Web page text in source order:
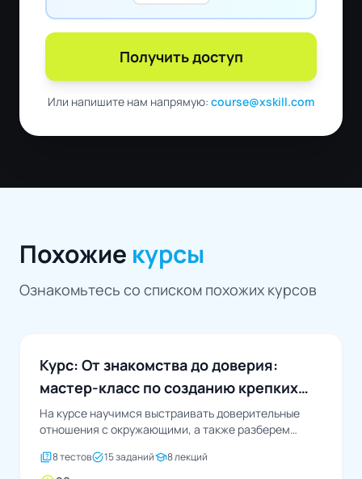
Получить доступ
Или напишите нам напрямую: course@xskill.com
Похожие курсы
Ознакомьтесь со списком похожих курсов
Коммуникации и нетворкинг
Курс: От знакомства до доверия:
мастер-класс по созданию крепких
отношений
На курсе научимся выстраивать доверительные
отношения с окружающими, а также разберем
quiz8 тестовtask_alt15 заданийschool8 лекций